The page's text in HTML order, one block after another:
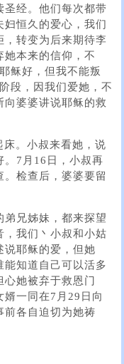
圣经。他们每次都带
妇恒久的爱心，我们
，转变为后来期待李
她本来的信仰，不
稣好，但我不能叛
段，因我们爱她，不
向婆婆讲说耶稣的救
。小叔来看她，说
。7月16日，小叔再
检查后，婆婆要留
弟兄姊妹，都来探望
，我们丶小叔和小姑
说耶稣的爱，但她
能知道自己可以活多
心她被弃于救恩门
一同在7月29日向
前各自迫切为她祷